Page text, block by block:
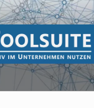
im Unternehmen